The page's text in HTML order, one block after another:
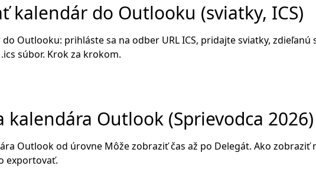
kalendár do Outlooku (sviatky, ICS)
Outlooku: prihláste sa na odber URL ICS, pridajte sviatky, zdieľanú
súbor. Krok za krokom.
kalendára Outlook (Sprievodca 2026)
Outlook od úrovne Môže zobraziť čas až po Delegát. Ako zobraziť
exportovať.